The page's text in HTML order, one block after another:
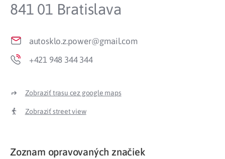
841 01 Bratislava
autosklo.z.power@gmail.com
+421 948 344 344
Zobraziť trasu cez google maps
Zobraziť street view
Zoznam opravovaných značiek